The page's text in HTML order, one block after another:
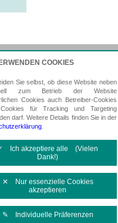
COOKIES
Sie selbst, ob diese Website neben
zum Betrieb der Website
Cookies auch Betreiber-Cookies
für Tracking und Targeting
darf. Weitere Details finden Sie in der
Ich akzeptiere alle (Vielen
Dank!)
✕ Nur essenzielle Cookies
akzeptieren
✎ Individuelle Präferenzen